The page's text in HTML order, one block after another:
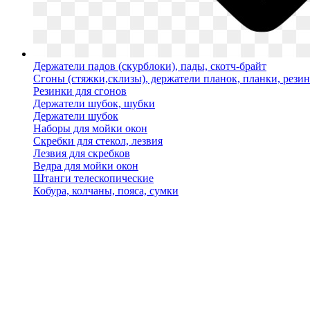
Держатели падов (скурблоки), пады, скотч-брайт
Сгоны (стяжки,склизы), держатели планок, планки,
Резинки для сгонов
Держатели шубок, шубки
Держатели шубок
Наборы для мойки окон
Скребки для стекол, лезвия
Лезвия для скребков
Ведра для мойки окон
Штанги телескопические
Кобура, колчаны, пояса, сумки